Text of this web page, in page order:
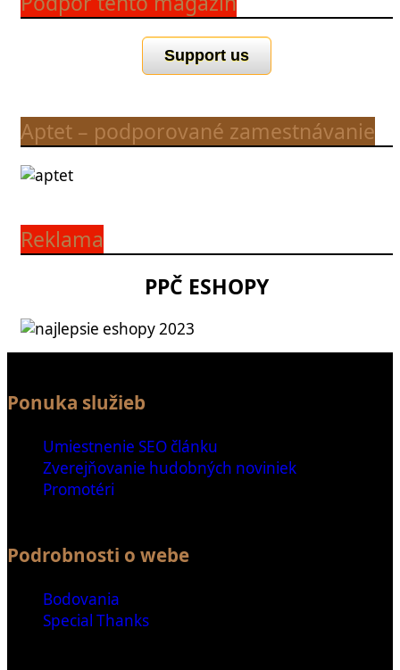
Support us
Aptet – podporované zamestnávanie
Reklama
PPČ ESHOPY
Ponuka služieb
Umiestnenie SEO článku
Zverejňovanie hudobných noviniek
Promotéri
Podrobnosti o webe
Bodovania
Special Thanks